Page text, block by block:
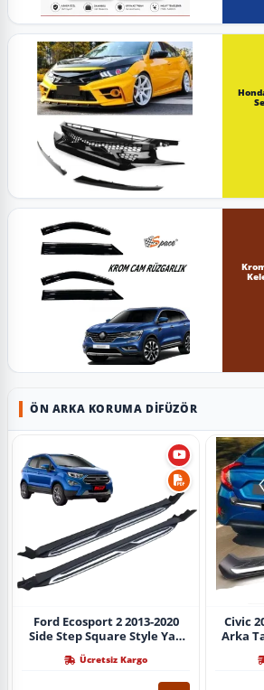
ÖN ARKA KORUMA DIFÜZÖR
Ford Ecosport 2 2013-2020
Side Step Square Style Yan
Ücretsiz Kargo
Civic
Arka